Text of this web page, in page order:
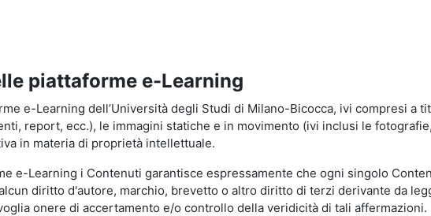
piattaforme e-Learning
e-Learning dell’Università degli Studi di Milano-Bicocca, ivi compresi
report, ecc.), le immagini statiche e in movimento (ivi inclusi le
in materia di proprietà intellettuale.
e-Learning i Contenuti garantisce espressamente che ogni singolo
diritto d'autore, marchio, brevetto o altro diritto di terzi derivante da
onere di accertamento e/o controllo della veridicità di tali affermazioni.